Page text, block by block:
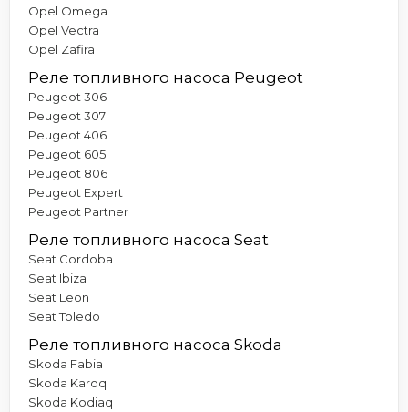
Opel Omega
Opel Vectra
Opel Zafira
Реле топливного насоса Peugeot
Peugeot 306
Peugeot 307
Peugeot 406
Peugeot 605
Peugeot 806
Peugeot Expert
Peugeot Partner
Реле топливного насоса Seat
Seat Cordoba
Seat Ibiza
Seat Leon
Seat Toledo
Реле топливного насоса Skoda
Skoda Fabia
Skoda Karoq
Skoda Kodiaq